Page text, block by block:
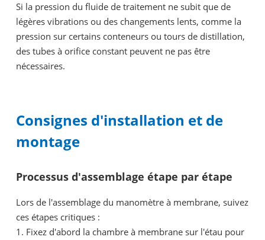
Si la pression du fluide de traitement ne subit que de
légères vibrations ou des changements lents, comme la
pression sur certains conteneurs ou tours de distillation,
des tubes à orifice constant peuvent ne pas être
nécessaires.
Consignes d'installation et de
montage
Processus d'assemblage étape par étape
Lors de l'assemblage du manomètre à membrane, suivez
ces étapes critiques :
1. Fixez d'abord la chambre à membrane sur l'étau pour